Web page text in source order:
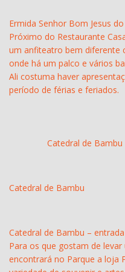
Ermida Senhor Bom Jesus
Próximo do Restaurante
um anfiteatro bem diferente
onde há um palco e vários
Ali costuma haver
período de férias e feriados.
Catedral de Bambu
Catedral de Bambu
Catedral de Bambu –
Para os que gostam de
encontrará no Parque a loja